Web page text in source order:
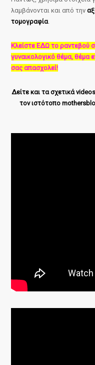
λαμβάνονται και από την
τομογραφία.
Κλείστε ΕΔΩ το ραντεβού
γυναικολογικό θέμα, θέμα
σας απασχολεί!
Δείτε και τα σχετικά
τον ιστότοπο